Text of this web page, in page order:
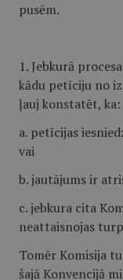
pusēm.
1. Jebkurā
kādu petīciju no
ļauj konstatēt, ka:
a. petīcijas
vai
b. jautājums ir
c. jebkura cita
neattaisnojas
Tomēr Komisija
šajā Konvencijā